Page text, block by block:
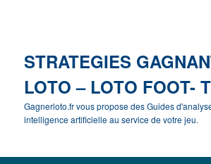
STRATEGIES
LOTO – LOTO FOOT-
Gagnerloto.fr vous propose des Guides
intelligence artificielle au service de votre jeu.